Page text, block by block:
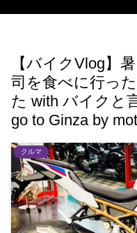
【バイクVlog】
司を食べに行っ
た with バイクと
go to Ginza by
クルマ